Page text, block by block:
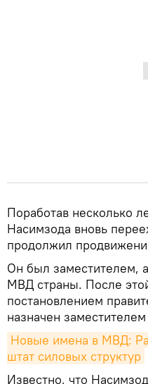
Поработав несколько
Насимзода вновь
продолжил
Он был заместителем,
МВД страны. После
постановлением
назначен
Новые имена в МВД:
штат силовых структур
Известно, что